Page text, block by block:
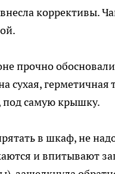
коррективы.
прочно
герметичная
под самую крышку.
в шкаф, не
и впитывают